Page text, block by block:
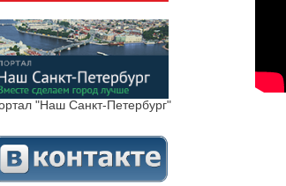
"Наш Санкт-Петербург"